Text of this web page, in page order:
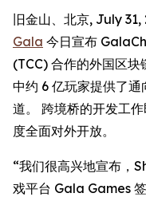
旧金山、北京, July
Gala 今日宣布
(TCC) 合作的外国区
中约 6 亿玩家提供了
道。 跨境桥的开发工
度全面对外开放。
“我们很高兴地宣布，
戏平台 Gala Games